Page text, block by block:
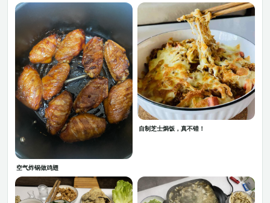
空气炸锅做鸡翅
自制芝士焗饭，真不错！